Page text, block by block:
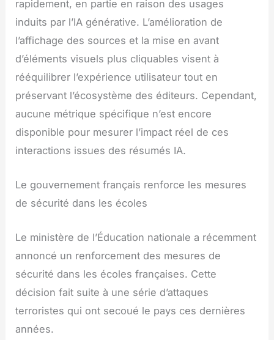
rapidement, en partie en raison des usages
induits par l’IA générative. L’amélioration de
l’affichage des sources et la mise en avant
d’éléments visuels plus cliquables visent à
rééquilibrer l’expérience utilisateur tout en
préservant l’écosystème des éditeurs. Cependant,
aucune métrique spécifique n’est encore
disponible pour mesurer l’impact réel de ces
interactions issues des résumés IA.
Le gouvernement français renforce les mesures
de sécurité dans les écoles
Le ministère de l’Éducation nationale a récemment
annoncé un renforcement des mesures de
sécurité dans les écoles françaises. Cette
décision fait suite à une série d’attaques
terroristes qui ont secoué le pays ces dernières
années.